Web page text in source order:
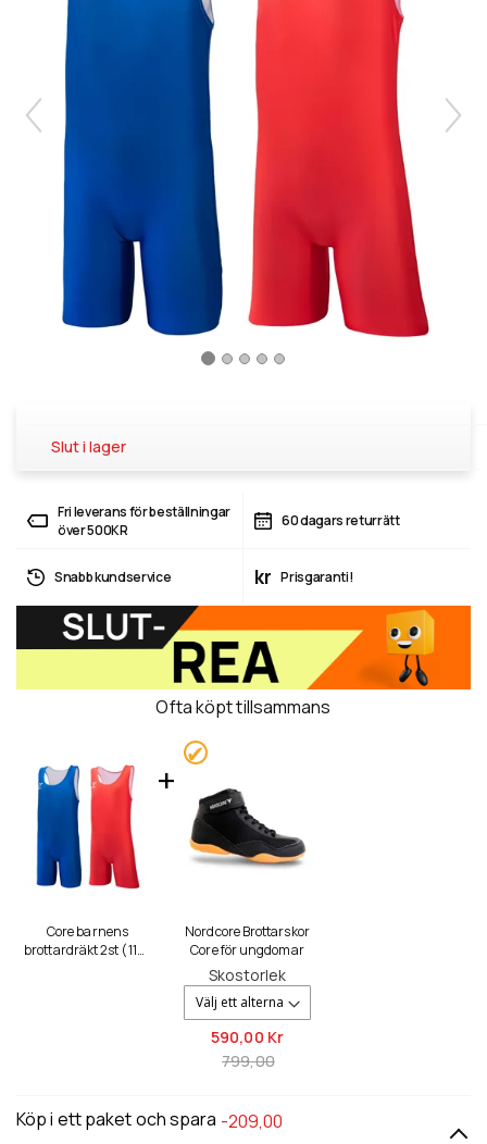
Slut i lager
Fri leverans för beställningar
över 500KR
60 dagars returrätt
Snabb kundservice kr Prisgaranti!
Ofta köpt tillsammans
Core barnens
brottardräkt 2st (116-
Nordcore Brottarskor
Core för ungdomar
Skostorlek
590,00 Kr
799,00
Köp i ett paket och spara -209,00